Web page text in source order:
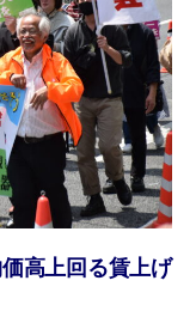
高上回る賃上げ